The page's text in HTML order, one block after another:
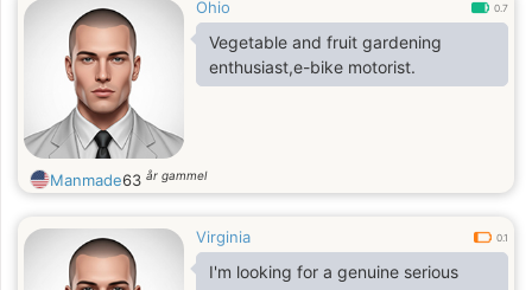
Ohio 0.7
Vegetable and fruit gardening
enthusiast,e-bike motorist.
Manmade63 år gammel
Virginia 0.1
I'm looking for a genuine serious